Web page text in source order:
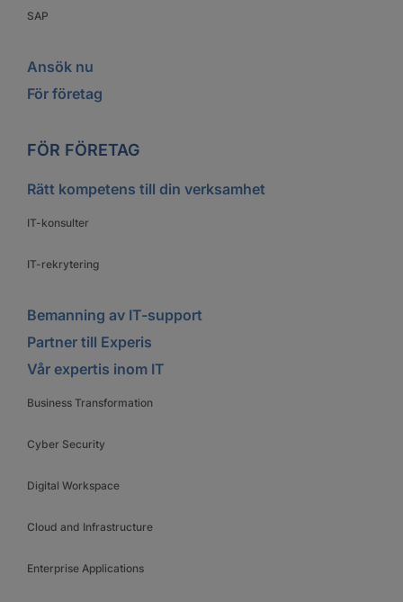
SAP
Ansök nu
För företag
FÖR FÖRETAG
Rätt kompetens till din verksamhet
IT-konsulter
IT-rekrytering
Bemanning av IT-support
Partner till Experis
Vår expertis inom IT
Business Transformation
Cyber Security
Digital Workspace
Cloud and Infrastructure
Enterprise Applications